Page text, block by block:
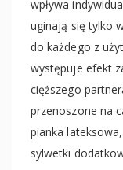
wpływa
uginają się tylko
do każdego z
występuje efekt
cięższego
przenoszone na
pianka
sylwetki